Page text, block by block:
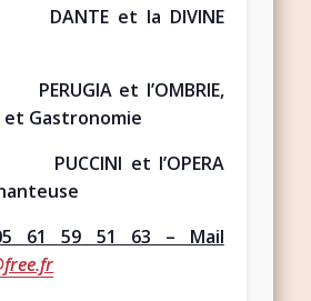
DANTE et la DIVINE
PERUGIA et l’OMBRIE,
Gastronomie
PUCCINI et l’OPERA
05 61 59 51 63 – Mail